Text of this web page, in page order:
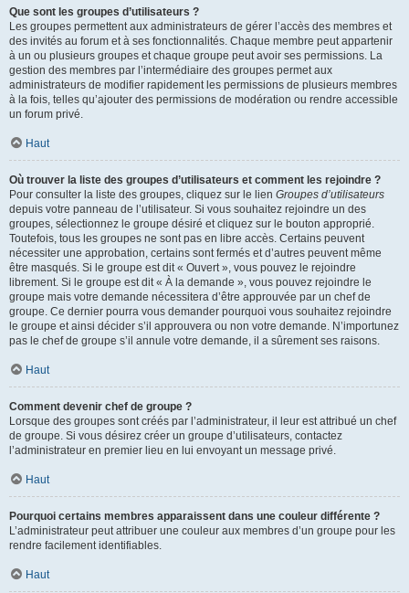
Que sont les groupes d’utilisateurs ?
Les groupes permettent aux administrateurs de gérer l’accès des membres et
des invités au forum et à ses fonctionnalités. Chaque membre peut appartenir
à un ou plusieurs groupes et chaque groupe peut avoir ses permissions. La
gestion des membres par l’intermédiaire des groupes permet aux
administrateurs de modifier rapidement les permissions de plusieurs membres
à la fois, telles qu’ajouter des permissions de modération ou rendre accessible
un forum privé.
Haut
Où trouver la liste des groupes d’utilisateurs et comment les rejoindre ?
Pour consulter la liste des groupes, cliquez sur le lien Groupes d’utilisateurs
depuis votre panneau de l’utilisateur. Si vous souhaitez rejoindre un des
groupes, sélectionnez le groupe désiré et cliquez sur le bouton approprié.
Toutefois, tous les groupes ne sont pas en libre accès. Certains peuvent
nécessiter une approbation, certains sont fermés et d’autres peuvent même
être masqués. Si le groupe est dit « Ouvert », vous pouvez le rejoindre
librement. Si le groupe est dit « À la demande », vous pouvez rejoindre le
groupe mais votre demande nécessitera d’être approuvée par un chef de
groupe. Ce dernier pourra vous demander pourquoi vous souhaitez rejoindre
le groupe et ainsi décider s’il approuvera ou non votre demande. N’importunez
pas le chef de groupe s’il annule votre demande, il a sûrement ses raisons.
Haut
Comment devenir chef de groupe ?
Lorsque des groupes sont créés par l’administrateur, il leur est attribué un chef
de groupe. Si vous désirez créer un groupe d’utilisateurs, contactez
l’administrateur en premier lieu en lui envoyant un message privé.
Haut
Pourquoi certains membres apparaissent dans une couleur différente ?
L’administrateur peut attribuer une couleur aux membres d’un groupe pour les
rendre facilement identifiables.
Haut